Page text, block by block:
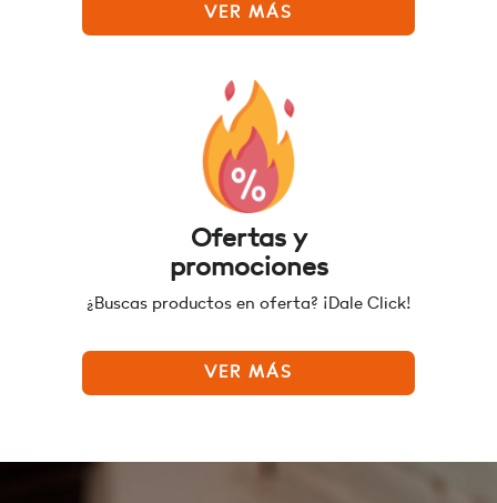
VER MÁS
Ofertas y
promociones
¿Buscas productos en oferta? ¡Dale Click!
VER MÁS